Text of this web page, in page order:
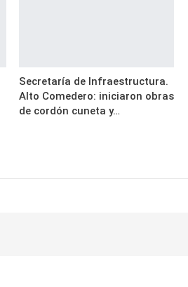
Secretaría de Infraestructura.
Alto Comedero: iniciaron obras
de cordón cuneta y…